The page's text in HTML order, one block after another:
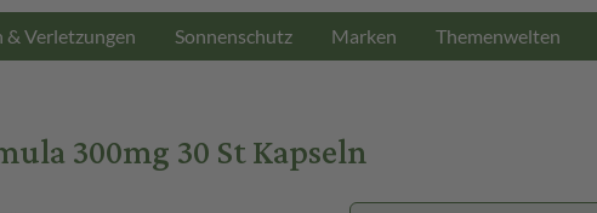
& Verletzungen Sonnenschutz Marken Themenwelten
300mg 30 St Kapseln